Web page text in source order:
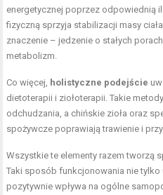
energetycznej poprzez odpowiednią
fizyczną sprzyja stabilizacji masy
znaczenie – jedzenie o stałych
metabolizm.
Co więcej, holistyczne podejście
dietoterapii i ziołoterapii. Takie
odchudzania, a chińskie zioła oraz
spożywcze poprawiają trawienie i
Wszystkie te elementy razem tworzą
Taki sposób funkcjonowania nie tylko
pozytywnie wpływa na ogólne